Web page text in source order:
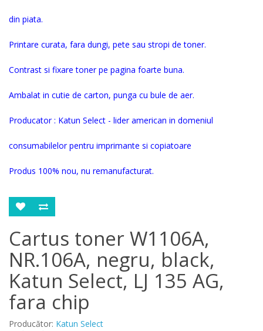
din piata.
Printare curata, fara dungi, pete sau stropi de toner.
Contrast si fixare toner pe pagina foarte buna.
Ambalat in cutie de carton, punga cu bule de aer.
Producator : Katun Select - lider american in domeniul
consumabilelor pentru imprimante si copiatoare
Produs 100% nou, nu remanufacturat.
Cartus toner W1106A,
NR.106A, negru, black,
Katun Select, LJ 135 AG,
fara chip
Producător: Katun Select